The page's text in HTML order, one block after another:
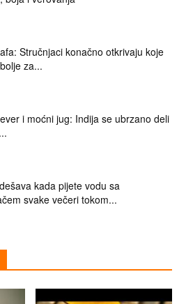
Stručnjaci konačno otkrivaju koje
za...
i moćni jug: Indija se ubrzano deli
kada pijete vodu sa
svake večeri tokom...